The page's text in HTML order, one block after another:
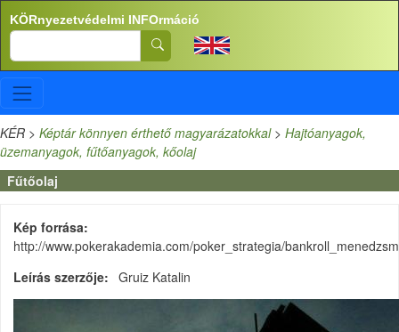
Ugrás a tartalomra
KÖRnyezetvédelmi INFOrmáció
Search
KÉR > Képtár könnyen érthető magyarázatokkal> Hajtóanyagok,
üzemanyagok, fűtőanyagok, kőolaj
Fűtőolaj
Kép forrása
http://www.pokerakademia.com/poker_strategia/
Leírás szerzője
Gruiz Katalin